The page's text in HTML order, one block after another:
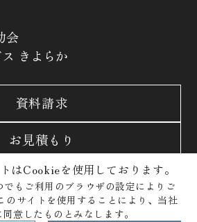
会
きよらか
資料請求
お見積もり
お問合わせ
ライバシーポリシー
はCookieを使用しております。
もご利用のブラウザの設定によりご
のサイトを使用することにより、当社
意したものとみなします。